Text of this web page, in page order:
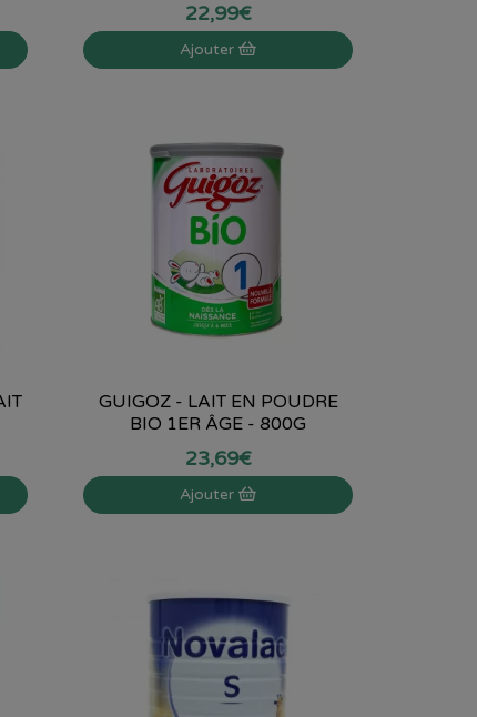
22,99€
Ajouter
GUIGOZ - LAIT EN POUDRE
BIO 1ER ÂGE - 800G
23,69€
Ajouter